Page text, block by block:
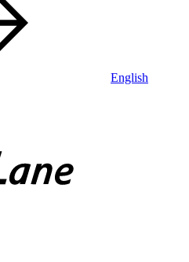
English